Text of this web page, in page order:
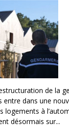
de la
entre dans une
logements à
désormais sur...